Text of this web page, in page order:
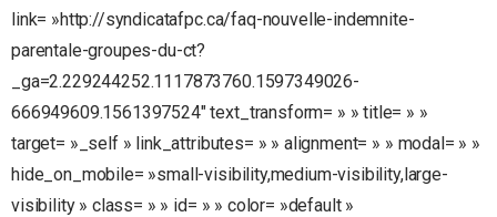
link= »http://syndicatafpc.ca/faq-nouvelle-indemnite-
parentale-groupes-du-ct?
_ga=2.229244252.1117873760.1597349026-
666949609.1561397524″ text_transform= » » title= » »
target= »_self » link_attributes= » » alignment= » » modal= » »
hide_on_mobile= »small-visibility,medium-visibility,large-
visibility » class= » » id= » » color= »default »